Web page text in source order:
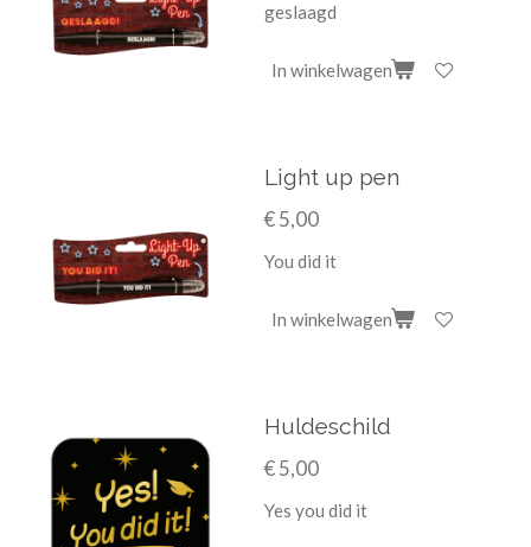
geslaagd
In winkelwagen
Light up pen
€ 5,00
You did it
In winkelwagen
Huldeschild
€ 5,00
Yes you did it